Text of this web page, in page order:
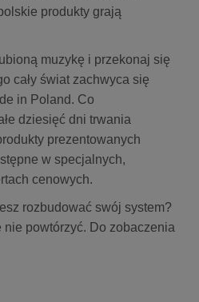
produkty grają
muzykę i przekonaj się
cały świat zachwyca się
in Poland. Co
dziesięć dni trwania
prezentowanych
w specjalnych,
cenowych.
rozbudować swój system?
nie powtórzyć. Do zobaczenia